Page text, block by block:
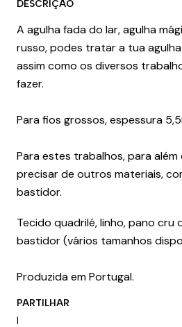
DESCRIÇÃO
A agulha fada do lar, agulha
russo, podes tratar a tua
assim como os diversos
fazer.
Para fios grossos, espessura
Para estes trabalhos, para além
precisar de outros materiais,
bastidor.
Tecido quadrilé, linho, pano cru
bastidor (vários tamanhos
Produzida em Portugal.
PARTILHAR
|